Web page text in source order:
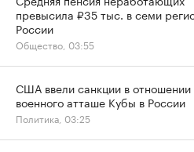
превысила ₽35 тыс. в семи
России
Общество, 03:55
США ввели санкции в отношении
военного атташе Кубы в России
Политика, 03:25